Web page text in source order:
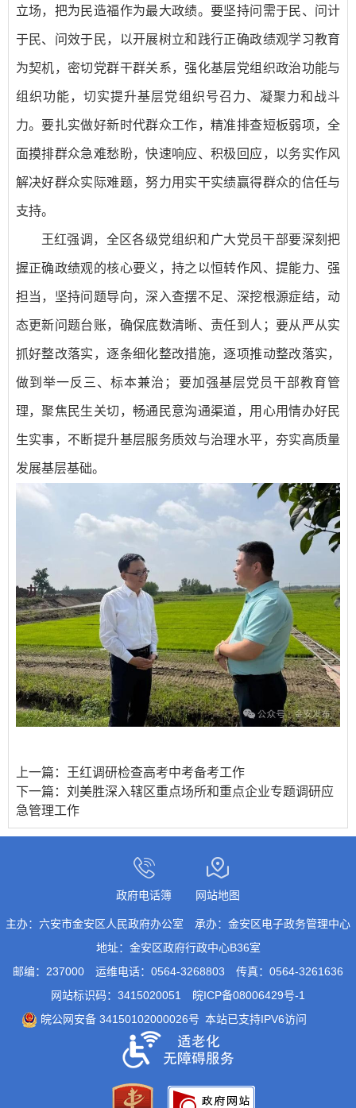
立场，把为民造福作为最大政绩。要坚持问需于民、问计
于民、问效于民，以开展树立和践行正确政绩观学习教育
为契机，密切党群干群关系，强化基层党组织政治功能与
组织功能，切实提升基层党组织号召力、凝聚力和战斗
力。要扎实做好新时代群众工作，精准排查短板弱项，全
面摸排群众急难愁盼，快速响应、积极回应，以务实作风
解决好群众实际难题，努力用实干实绩赢得群众的信任与
支持。
王红强调，全区各级党组织和广大党员干部要深刻把
握正确政绩观的核心要义，持之以恒转作风、提能力、强
担当，坚持问题导向，深入查摆不足、深挖根源症结，动
态更新问题台账，确保底数清晰、责任到人；要从严从实
抓好整改落实，逐条细化整改措施，逐项推动整改落实，
做到举一反三、标本兼治；要加强基层党员干部教育管
理，聚焦民生关切，畅通民意沟通渠道，用心用情办好民
生实事，不断提升基层服务质效与治理水平，夯实高质量
发展基层基础。
上一篇：
王红调研检查高考中考备考工作
下一篇： 刘美胜深入辖区重点场所和重点企业专题调研应
急管理工作
政府电话簿 网站地图
主办：六安市金安区人民政府办公室
承办：金安区电子政务管理中心
地址：金安区政府行政中心B36室
邮编：237000
运维电话：0564-3268803
传真：0564-3261636
网站标识码：3415020051
皖ICP备08006429号-1
皖公网安备 34150102000026号 本站已支持IPV6访问